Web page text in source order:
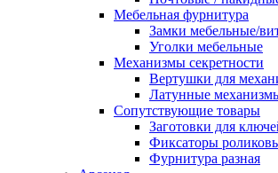
Мебельная фурнитура
Замки мебельные/
Уголки мебельные
Механизмы секретности
Вертушки для
Латунные
Сопутствующие товары
Заготовки для
Фиксаторы
Фурнитура разная